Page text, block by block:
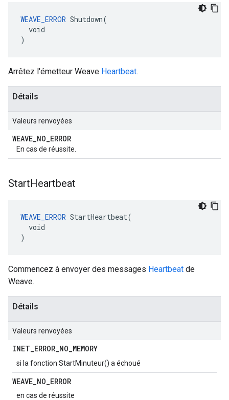
WEAVE_ERROR Shutdown(
  void
)
Arrêtez l'émetteur Weave Heartbeat.
Détails
Valeurs renvoyées
WEAVE_NO_ERROR
En cas de réussite.
StartHeartbeat
WEAVE_ERROR StartHeartbeat(
  void
)
Commencez à envoyer des messages Heartbeat de
Weave.
Détails
Valeurs renvoyées
INET_ERROR_NO_MEMORY
si la fonction StartMinuteur() a échoué
WEAVE_NO_ERROR
en cas de réussite